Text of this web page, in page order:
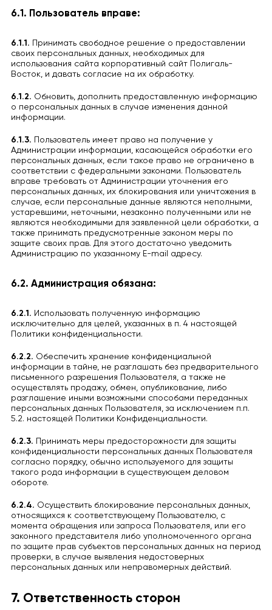
6.1. Пользователь вправе:
6.1.1. Принимать свободное решение о предоставлении
своих персональных данных, необходимых для
использования сайта корпоративный сайт Полигаль-
Восток, и давать согласие на их обработку.
6.1.2. Обновить, дополнить предоставленную информацию
о персональных данных в случае изменения данной
информации.
6.1.3. Пользователь имеет право на получение у
Администрации информации, касающейся обработки его
персональных данных, если такое право не ограничено в
соответствии с федеральными законами. Пользователь
вправе требовать от Администрации уточнения его
персональных данных, их блокирования или уничтожения в
случае, если персональные данные являются неполными,
устаревшими, неточными, незаконно полученными или не
являются необходимыми для заявленной цели обработки, а
также принимать предусмотренные законом меры по
защите своих прав. Для этого достаточно уведомить
Администрацию по указанному E-mail адресу.
6.2. Администрация обязана:
6.2.1. Использовать полученную информацию
исключительно для целей, указанных в п. 4 настоящей
Политики конфиденциальности.
6.2.2. Обеспечить хранение конфиденциальной
информации в тайне, не разглашать без предварительного
письменного разрешения Пользователя, а также не
осуществлять продажу, обмен, опубликование, либо
разглашение иными возможными способами переданных
персональных данных Пользователя, за исключением п.п.
5.2. настоящей Политики Конфиденциальности.
6.2.3. Принимать меры предосторожности для защиты
конфиденциальности персональных данных Пользователя
согласно порядку, обычно используемого для защиты
такого рода информации в существующем деловом
обороте.
6.2.4. Осуществить блокирование персональных данных,
относящихся к соответствующему Пользователю, с
момента обращения или запроса Пользователя, или его
законного представителя либо уполномоченного органа
по защите прав субъектов персональных данных на период
проверки, в случае выявления недостоверных
персональных данных или неправомерных действий.
7. Ответственность сторон